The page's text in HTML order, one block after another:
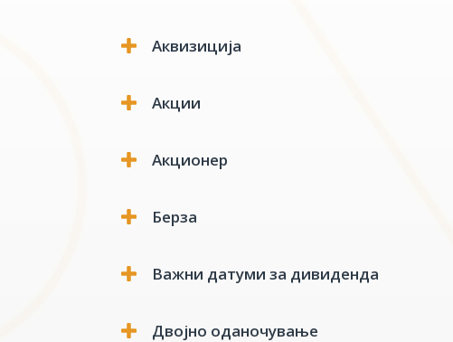
Аквизиција
Акции
Акционер
Берза
Важни датуми за дивиденда
Двојно оданочување